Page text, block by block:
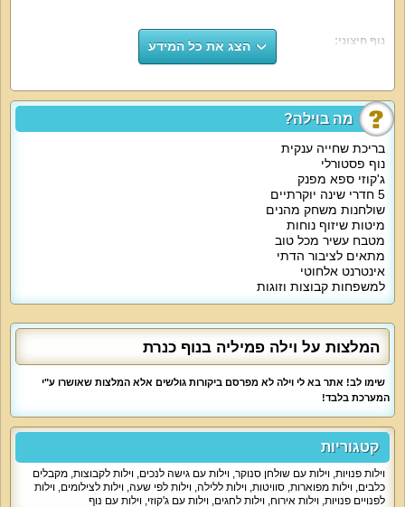
מה בוילה?
בריכת שחייה ענקית
נוף פסטורלי
ג'קוזי ספא מפנק
5 חדרי שינה יוקרתיים
שולחנות משחק מהנים
מיטות שיזוף נוחות
מטבח עשיר מכל טוב
מתאים לציבור הדתי
אינטרנט אלחוטי
למשפחות קבוצות וזוגות
נוף חיצוני:
על קצה המזלג:
ועוד הרבה יותר, כאן תמצאו חדרי שינה מאובזרים יפים, מתחם בריכה וג'קוזי ספא
בחצר, שולחנות משחק וגם מטבח וסלון מאובזרים.
מה הוילה כוללת:
לינה ב-5 חדרי שינה זוגיים עם מיטות זוגיות, מיזוג אוויר, חיבור כבלים ונוף כפרי,
הוילה כוללת גם 4 חדרי רחצה. סלון עם מערכת קולנוע ביתית ופינת ישיבה גדולה.
אטרקציות מיוחדות בוילה:
המתחם החיצוני של וילה פמיליה הוא האטרקציה המרכזית, הבריכה הקרירה בחצר
הימים החמים של הקיץ בהנאה. נשמח להציע גם ארוחות שף, עיסויים וטיפולים
בתיאום מראש ובעלות נוספת.
הצג את כל המידע
המלצות על וילה פמיליה בנוף כנרת
שימו לב! אתר בא לי וילה לא מפרסם ביקורות גולשים אלא המלצות שאושרו ע"י
המערכת בלבד!
קטגוריות
וילות פנויות, וילות עם שולחן סנוקר, וילות עם גישה לנכים, וילות לקבוצות, מקבלים
כלבים, וילות מפוארות, סוויטות, וילות ללילה, וילות לפי שעה, וילות לצילומים, וילות
לפנויים פנויות, וילות אירוח, וילות לחגים, וילות עם ג'קוזי, וילות עם נוף